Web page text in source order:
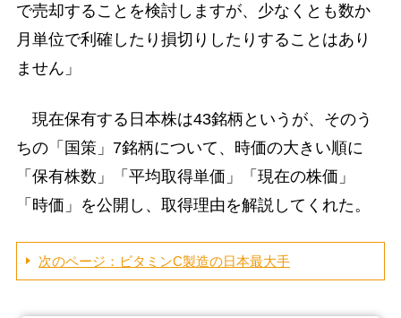
で売却することを検討しますが、少なくとも数か
月単位で利確したり損切りしたりすることはあり
ません」
現在保有する日本株は43銘柄というが、そのう
ちの「国策」7銘柄について、時価の大きい順に
「保有株数」「平均取得単価」「現在の株価」
「時価」を公開し、取得理由を解説してくれた。
次のページ：ビタミンC製造の日本最大手